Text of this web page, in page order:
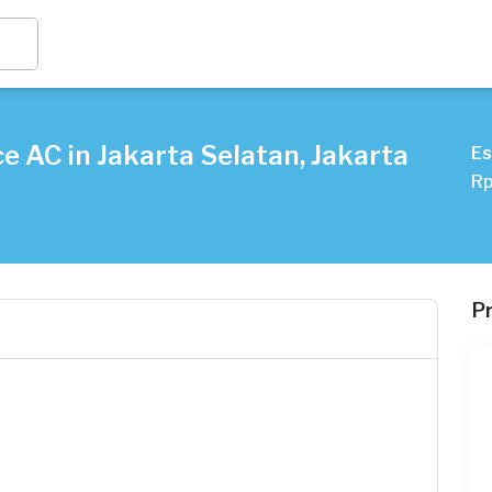
AC in Jakarta Selatan, Jakarta